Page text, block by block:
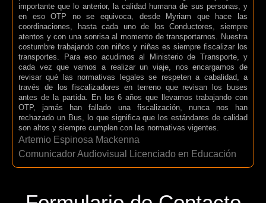
importante que lo anterior, la calidad humana de sus personas, y
en eso OTP no se equivoca, desde Myriam que hace las
coordinaciones, hasta cada uno de los Conductores, siempre
atentos y con una sonrisa al momento de transportarnos. Nuestra
costumbre trabajando con niños y niñas es siempre fiscalizar los
transportes. Para eso acudimos al Ministerio de Transporte, y
cada vez que vamos a realizar un viaje, nos encargamos de
revisar qué las normativas legales se respeten a cabalidad, a
través de los fiscalizadores en terreno que revisan los buses
antes de la partida. En los 6 años que llevamos trabajando con
OTP, jamás han fallado una fiscalización, nunca nos han
rechazado un Bus, lo que significa que los estándares de calidad
son altos y siempre cumplen con las normativas vigentes.
Artemio Espinosa Mackenna
Comunicador Audiovisual Licenciado en Educación